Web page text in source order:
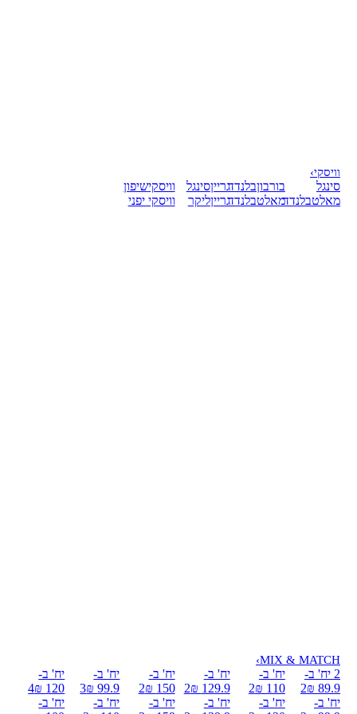
וויסקי›
סינגל
מאלטבלנדד
בורבוןבלנדד
מאלטבלנדד
גרייןסינגל
גרייןליקר
וויסקישיפון
וויסקי יפני
MIX & MATCH
›
2 יח' ב-
89.9 ₪
2
יח' ב-
יח' ב-
110 ₪
2
יח' ב-
יח' ב-
129.9 ₪
2
יח' ב-
יח' ב-
150 ₪
2
יח' ב-
יח' ב-
99.9 ₪
3
יח' ב-
יח' ב-
120 ₪
4
יח' ב-